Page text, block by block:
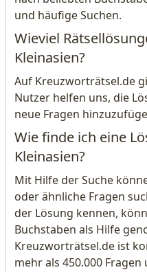
und häufige Suchen.
Wieviel
Kleinasien?
Auf Kreuzworträtsel.de
Nutzer helfen uns, die
neue Fragen
Wie finde ich eine
Kleinasien?
Mit Hilfe der Suche
oder ähnliche Fragen
der Lösung kennen,
Buchstaben als Hilfe
Kreuzworträtsel.de ist
mehr als 450.000 Fragen